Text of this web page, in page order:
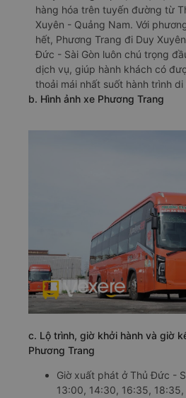
hàng hóa trên tuyến đường từ
Xuyên - Quảng Nam. Với
hết, Phương Trang đi Duy
Đức - Sài Gòn luôn chú trọng
dịch vụ, giúp hành khách có
thoải mái nhất suốt hành trình di
b. Hình ảnh xe Phương Trang
c. Lộ trình, giờ khởi hành và giờ
Phương Trang
Giờ xuất phát ở Thủ Đức -
13:00, 14:30, 16:35,